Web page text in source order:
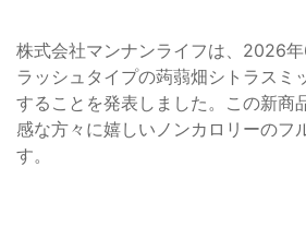
株式会社マンナンライフは、2026
ラッシュタイプの蒟蒻畑シトラスミ
することを発表しました。この新商
感な方々に嬉しいノンカロリーのフ
す。